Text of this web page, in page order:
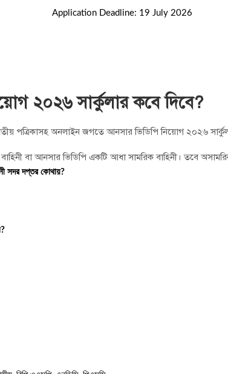
Application Deadline: 19 July 2026
২০২৬ সার্কুলার কবে দিবে?
পত্রিকাসহ অনলাইন জগতে আনসার ভিডিপি নিয়োগ ২০২৬
বা আনসার ভিডিপি একটি আধা সামরিক বাহিনী। তবে
সদর দপ্তর কোথায়?